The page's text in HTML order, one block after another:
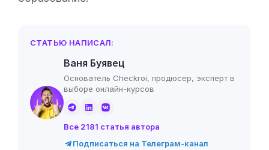
СТАТЬЮ НАПИСАЛ:
Ваня Буявец
Основатель Checkroi, продюсер, эксперт в
выборе онлайн-курсов
Все 2181 статья автора
Подписаться на Телеграм-канал